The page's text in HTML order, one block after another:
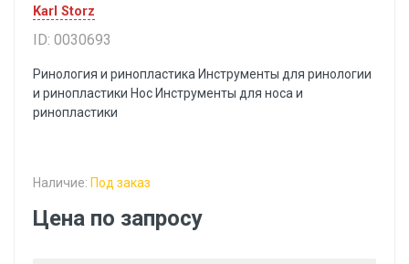
Karl Storz
ID: 0030693
Ринология и ринопластика Инструменты для ринологии
и ринопластики Hoc Инструменты для носа и
ринопластики
Наличие: Под заказ
Цена по запросу